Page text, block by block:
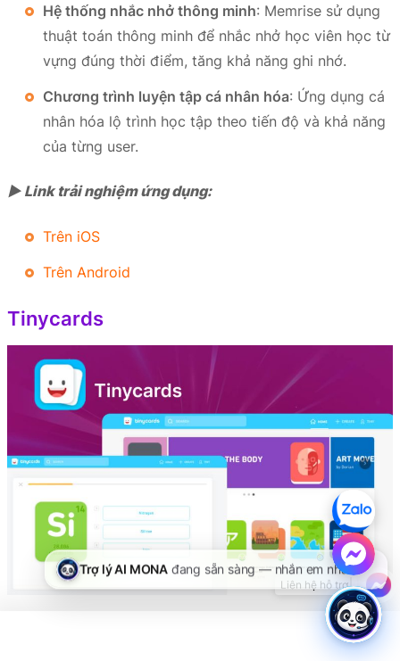
Hệ thống nhắc nhở thông minh: Memrise sử dụng
thuật toán thông minh để nhắc nhở học viên học từ
vựng đúng thời điểm, tăng khả năng ghi nhớ.
Chương trình luyện tập cá nhân hóa: Ứng dụng cá
nhân hóa lộ trình học tập theo tiến độ và khả năng
của từng user.
► Link trải nghiệm ứng dụng:
Trên iOS
Trên Android
Tinycards
là ứng dụng học tập di động miễn phí độc
đáo và sáng tạo được phát triển bởi “gia đình” Duolingo